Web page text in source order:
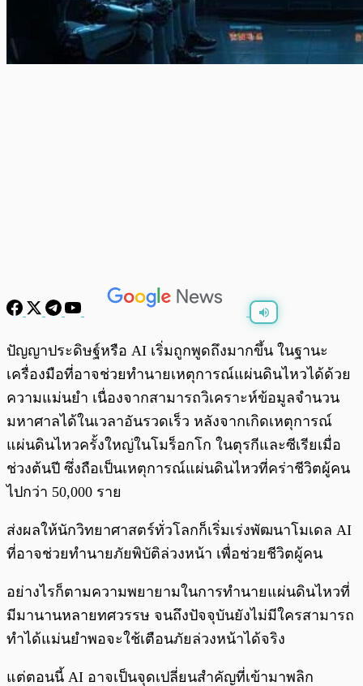
พร้อมเล่น 0:00
ปัญญาประดิษฐ์หรือ AI เริ่มถูกพูดถึงมากขึ้น ในฐานะ
เครื่องมือที่อาจช่วยทำนายเหตุการณ์แผ่นดินไหวได้ด้วย
ความแม่นยำ เนื่องจากสามารถวิเคราะห์ข้อมูลจำนวน
มหาศาลได้ในเวลาอันรวดเร็ว หลังจากเกิดเหตุการณ์
แผ่นดินไหวครั้งใหญ่ในโมร็อกโก ในตุรกีและซีเรียเมื่อ
ช่วงต้นปี ซึ่งถือเป็นเหตุการณ์แผ่นดินไหวที่คร่าชีวิตผู้คน
ไปกว่า 50,000 ราย
ส่งผลให้นักวิทยาศาสตร์ทั่วโลกก็เริ่มเร่งพัฒนาโมเดล AI
ที่อาจช่วยทำนายภัยพิบัติล่วงหน้า เพื่อช่วยชีวิตผู้คน
อย่างไรก็ตามความพยายามในการทำนายแผ่นดินไหวที่
มีมานานหลายทศวรรษ จนถึงปัจจุบันยังไม่มีใครสามารถ
ทำได้แม่นยำพอจะใช้เตือนภัยล่วงหน้าได้จริง
แต่ตอนนี้ AI อาจเป็นจุดเปลี่ยนสำคัญที่เข้ามาพลิก